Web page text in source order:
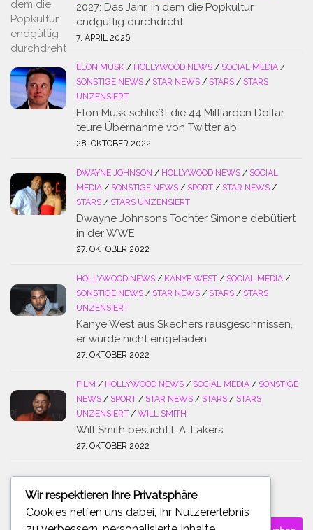
2027: Das Jahr, in dem die Popkultur
endgültig durchdreht
7. APRIL 2026
ELON MUSK / HOLLYWOOD NEWS / SOCIAL MEDIA /
SONSTIGE NEWS / STAR NEWS / STARS / STARS
UNZENSIERT
Elon Musk schließt die 44 Milliarden Dollar
teure Übernahme von Twitter ab
28. OKTOBER 2022
DWAYNE JOHNSON / HOLLYWOOD NEWS / SOCIAL
MEDIA / SONSTIGE NEWS / SPORT / STAR NEWS /
STARS / STARS UNZENSIERT
Dwayne Johnsons Tochter Simone debütiert
in der WWE
27. OKTOBER 2022
HOLLYWOOD NEWS / KANYE WEST / SOCIAL MEDIA /
SONSTIGE NEWS / STAR NEWS / STARS / STARS
UNZENSIERT
Kanye West aus Skechers rausgeschmissen,
er wurde nicht eingeladen
27. OKTOBER 2022
FILM / HOLLYWOOD NEWS / SOCIAL MEDIA / SONSTIGE
NEWS / SPORT / STAR NEWS / STARS / STARS
UNZENSIERT / WILL SMITH
Will Smith besucht L.A. Lakers
27. OKTOBER 2022
Suchen
Wir respektieren Ihre Privatsphäre
Cookies helfen uns dabei, Ihr Nutzererlebnis